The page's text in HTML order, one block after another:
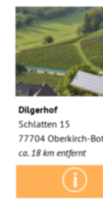
Dilgerhof
Schlatten 15
77704 Oberkirch-
ca. 18 km entfernt